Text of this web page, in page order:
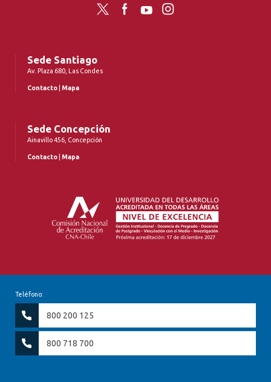
Twitter FacebookYouTubeInstagram
Sede Santiago
Av. Plaza 680, Las Condes
Contacto Mapa
Sede Concepción
Ainavillo 456, Concepción
Contacto Mapa
Teléfono:
800 200 125
800 718 700